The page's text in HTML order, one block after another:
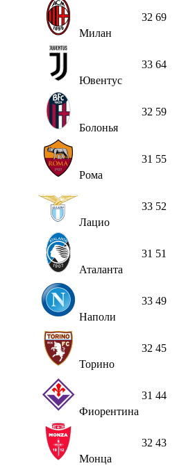
Милан
32 69
Ювентус
33 64
Болонья
32 59
Рома
31 55
Лацио
33 52
Аталанта
31 51
Наполи
33 49
Торино
32 45
Фиорентина
31 44
Монца
32 43